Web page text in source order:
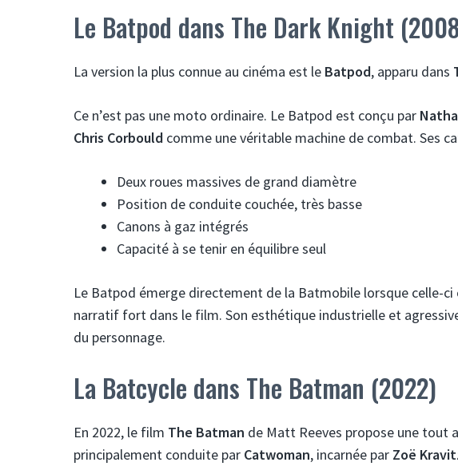
Le Batpod dans The Dark Knight
La version la plus connue au cinéma est le Batpod, apparu dans
Ce n’est pas une moto ordinaire. Le Batpod est conçu par
Chris Corbould comme une véritable machine de combat. Ses
Deux roues massives de grand diamètre
Position de conduite couchée, très basse
Canons à gaz intégrés
Capacité à se tenir en équilibre seul
Le Batpod émerge directement de la Batmobile lorsque celle-
narratif fort dans le film. Son esthétique industrielle et
du personnage.
La Batcycle dans The Batman (2022)
En 2022, le film The Batman de Matt Reeves propose une tout
principalement conduite par Catwoman, incarnée par Zoë